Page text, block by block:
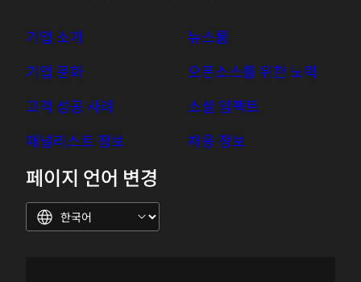
기업 소개
기업 문화
고객 성공 사례
애널리스트 정보
뉴스룸
오픈소스를 위한 노력
소셜 임팩트
채용 정보
페이지 언어 변경